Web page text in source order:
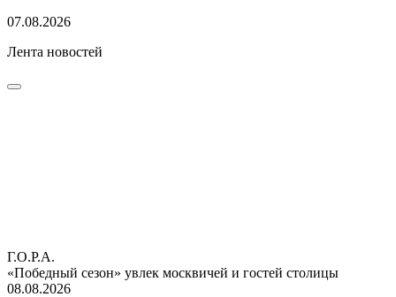
07.08.2026
Лента новостей
Г.О.Р.А.
«Победный сезон» увлек москвичей и гостей столицы
08.08.2026